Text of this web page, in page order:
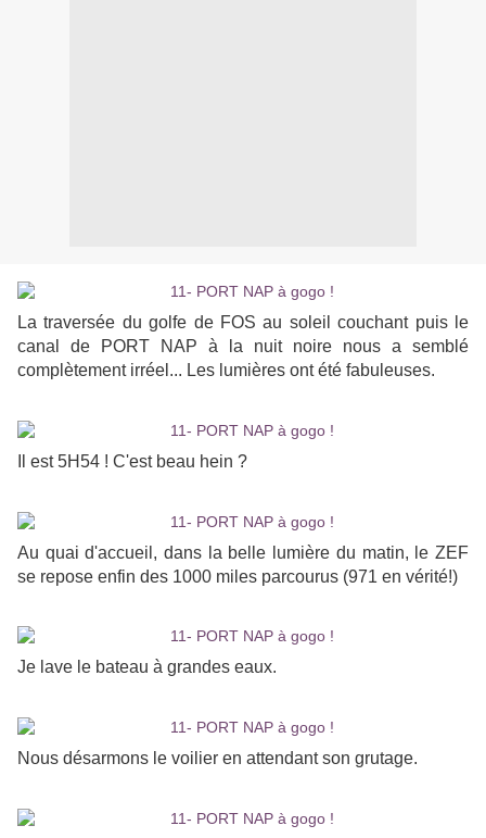
La traversée du golfe de FOS au soleil couchant puis le
canal de PORT NAP à la nuit noire nous a semblé
complètement irréel... Les lumières ont été fabuleuses.
Il est 5H54 ! C'est beau hein ?
Au quai d'accueil, dans la belle lumière du matin, le ZEF
se repose enfin des 1000 miles parcourus (971 en vérité!)
Je lave le bateau à grandes eaux.
Nous désarmons le voilier en attendant son grutage.